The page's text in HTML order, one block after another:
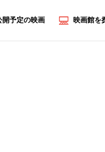
開予定の映画 映画館を